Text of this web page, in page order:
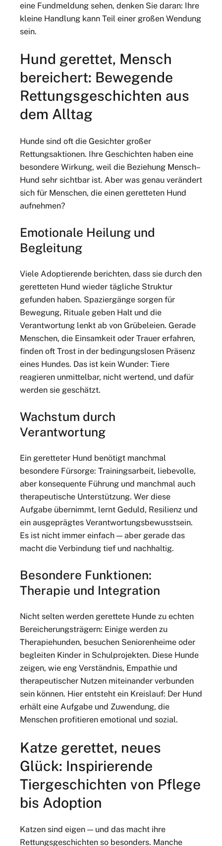
eine Fundmeldung sehen, denken Sie daran: Ihre
kleine Handlung kann Teil einer großen Wendung
sein.
Hund gerettet, Mensch
bereichert: Bewegende
Rettungsgeschichten aus
dem Alltag
Hunde sind oft die Gesichter großer
Rettungsaktionen. Ihre Geschichten haben eine
besondere Wirkung, weil die Beziehung Mensch–
Hund sehr sichtbar ist. Aber was genau verändert
sich für Menschen, die einen geretteten Hund
aufnehmen?
Emotionale Heilung und
Begleitung
Viele Adoptierende berichten, dass sie durch den
geretteten Hund wieder tägliche Struktur
gefunden haben. Spaziergänge sorgen für
Bewegung, Rituale geben Halt und die
Verantwortung lenkt ab von Grübeleien. Gerade
Menschen, die Einsamkeit oder Trauer erfahren,
finden oft Trost in der bedingungslosen Präsenz
eines Hundes. Das ist kein Wunder: Tiere
reagieren unmittelbar, nicht wertend, und dafür
werden sie geschätzt.
Wachstum durch
Verantwortung
Ein geretteter Hund benötigt manchmal
besondere Fürsorge: Trainingsarbeit, liebevolle,
aber konsequente Führung und manchmal auch
therapeutische Unterstützung. Wer diese
Aufgabe übernimmt, lernt Geduld, Resilienz und
ein ausgeprägtes Verantwortungsbewusstsein.
Es ist nicht immer einfach — aber gerade das
macht die Verbindung tief und nachhaltig.
Besondere Funktionen:
Therapie und Integration
Nicht selten werden gerettete Hunde zu echten
Bereicherungsträgern: Einige werden zu
Therapiehunden, besuchen Seniorenheime oder
begleiten Kinder in Schulprojekten. Diese Hunde
zeigen, wie eng Verständnis, Empathie und
therapeutischer Nutzen miteinander verbunden
sein können. Hier entsteht ein Kreislauf: Der Hund
erhält eine Aufgabe und Zuwendung, die
Menschen profitieren emotional und sozial.
Katze gerettet, neues
Glück: Inspirierende
Tiergeschichten von Pflege
bis Adoption
Katzen sind eigen — und das macht ihre
Rettungsgeschichten so besonders. Manche